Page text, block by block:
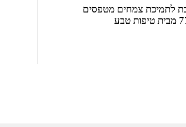
לתמיכת צמחים מטפסים